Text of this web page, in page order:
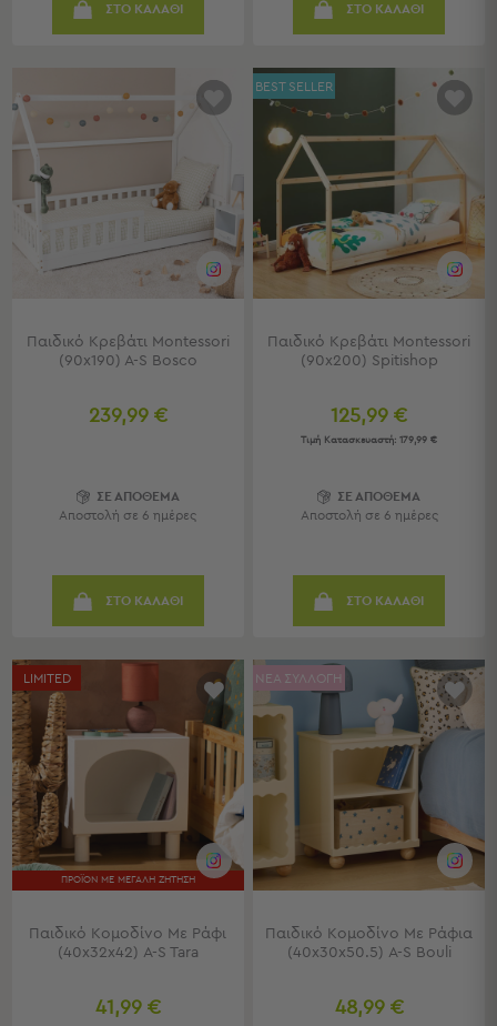
Νεσεσέρ
Τσάντες
Θαλάσσης
Νεσεσέρ
Παραλίας
Όλων
Ανδρικές
Εξοπλισμός
Προβολή
Όλων
Ομπρέλες
Θαλάσσης
Σκίαστρα
Παραλίας
Ψάθες
Καρεκλάκια
Παραλίας
Camping
ΣΤΟ ΚΑΛΑΘΙ ΣΤΟ ΚΑΛΑΘΙ
Παιδικό Κρεβάτι Montessori
(90x190) A-S Bosco
239,99 €
ΣΕ ΑΠΟΘΕΜΑ
Αποστολή σε 6 ημέρες
ΣΤΟ ΚΑΛΑΘΙ
BEST SELLER
Παιδικό Κρεβάτι Montessori
(90x200) Spitishop
125,99 €
Τιμή Κατασκευαστή: 179,99 €
ΣΕ ΑΠΟΘΕΜΑ
Αποστολή σε 6 ημέρες
ΣΤΟ ΚΑΛΑΘΙ
LIMITED
ΠΡΟΪΟΝ ΜΕ ΜΕΓΑΛΗ ΖΗΤΗΣΗ
Παιδικό Κομοδίνο Με Ράφι
(40x32x42) A-S Tara
41,99 €
ΝΕΑ ΣΥΛΛΟΓΗ
Παιδικό Κομοδίνο Με Ράφια
(40x30x50.5) A-S Bouli
48,99 €